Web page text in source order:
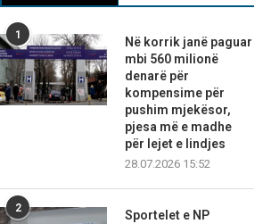
1
Në korrik janë paguar
mbi 560 milionë
denarë për
kompensime për
pushim mjekësor,
pjesa më e madhe
për lejet e lindjes
28.07.2026 15:52
2
Sportelet e NP